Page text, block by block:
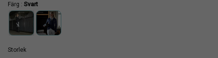
Färg : Svart
Storlek